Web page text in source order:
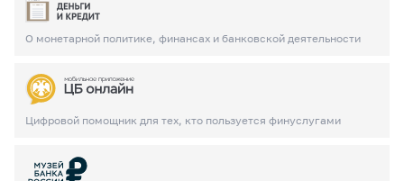
О монетарной политике, финансах и банковской деятельности
Цифровой помощник для тех, кто пользуется финуслугами